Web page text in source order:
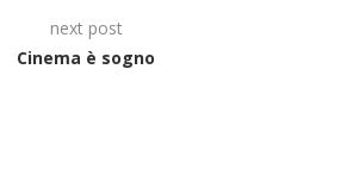
next post
Cinema è sogno